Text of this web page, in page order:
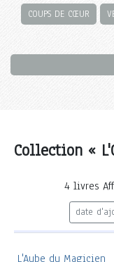
COUPS DE CŒUR
Collection «
4 livres
date
L'Aube du Magicien